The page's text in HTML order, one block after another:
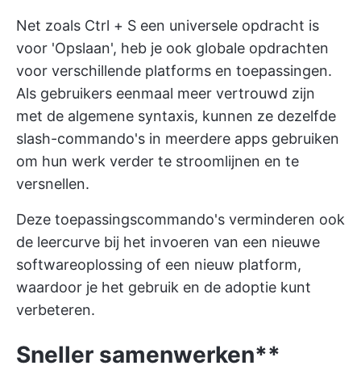
Net zoals Ctrl + S een universele opdracht is
voor 'Opslaan', heb je ook globale opdrachten
voor verschillende platforms en toepassingen.
Als gebruikers eenmaal meer vertrouwd zijn
met de algemene syntaxis, kunnen ze dezelfde
slash-commando's in meerdere apps gebruiken
om hun werk verder te stroomlijnen en te
versnellen.
Deze toepassingscommando's verminderen ook
de leercurve bij het invoeren van een nieuwe
softwareoplossing of een nieuw platform,
waardoor je het gebruik en de adoptie kunt
verbeteren.
Sneller samenwerken**